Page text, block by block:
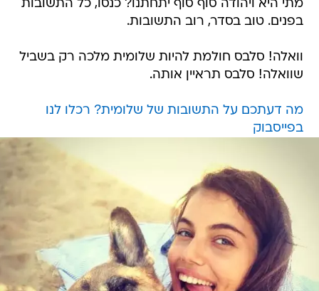
מתי היא ויהודה סוף סוף יתחתנו? כנסו, כל התשובות
בפנים. טוב בסדר, רוב התשובות.
וואלה! סלבס חולמת להיות שלומית מלכה רק בשביל
שוואלה! סלבס תראיין אותה.
מה דעתכם על התשובות של שלומית? רכלו לנו
בפייסבוק